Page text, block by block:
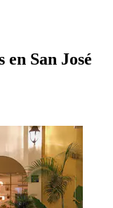
en San José